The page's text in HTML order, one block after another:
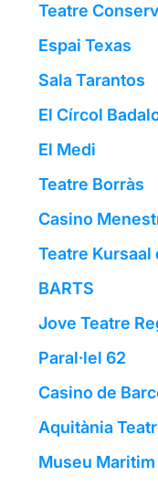
Teatre
Espai Texas
Sala Tarantos
El Círcol
El Medi
Teatre Borràs
Casino
Teatre Kursaal
BARTS
Jove Teatre
Paral·lel 62
Casino de
Aquitània
Museu